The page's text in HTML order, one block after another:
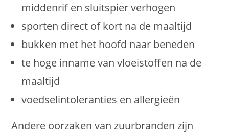
middenrif en sluitspier verhogen
sporten direct of kort na de maaltijd
bukken met het hoofd naar beneden
te hoge inname van vloeistoffen na de
maaltijd
voedselintoleranties en allergieën
Andere oorzaken van zuurbranden zijn